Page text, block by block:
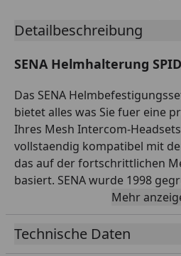
Detailbeschreibung
SENA Helmhalterung
Das SENA
bietet alles was Sie fuer eine
Ihres Mesh Intercom-
vollstaendig kompatibel mit
das auf der fortschrittlichen
basiert. SENA wurde 1998
revolutioniert den Markt
blitzschnelle
Sprachsteuerung. Im Set
Mehr
Technische Daten